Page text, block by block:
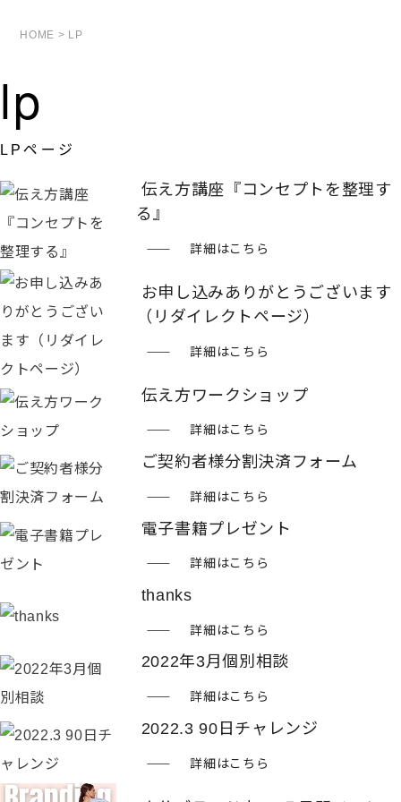
HOME > LP
lp
LPページ
伝え方講座『コンセプトを整理す
る』
詳細はこちら
お申し込みありがとうございます
（リダイレクトページ）
詳細はこちら
伝え方ワークショップ
詳細はこちら
ご契約者様分割決済フォーム
詳細はこちら
電子書籍プレゼント
詳細はこちら
thanks
詳細はこちら
2022年3月個別相談
詳細はこちら
2022.3 90日チャレンジ
詳細はこちら